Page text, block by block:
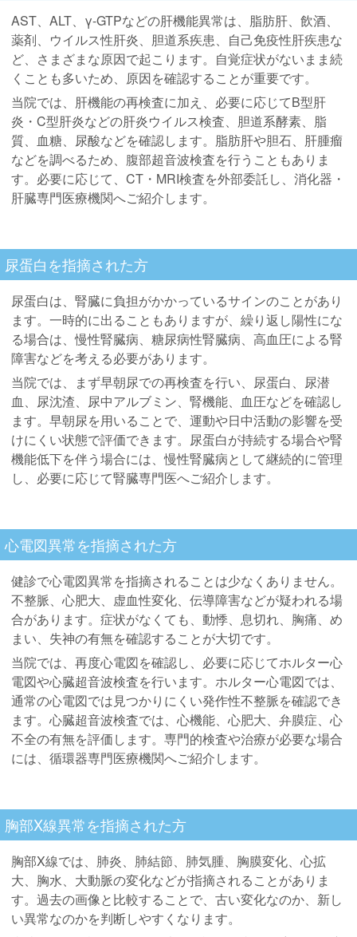
AST、ALT、γ-GTPなどの肝機能異常は、脂肪肝、飲酒、
薬剤、ウイルス性肝炎、胆道系疾患、自己免疫性肝疾患な
ど、さまざまな原因で起こります。自覚症状がないまま続
くことも多いため、原因を確認することが重要です。
当院では、肝機能の再検査に加え、必要に応じてB型肝
炎・C型肝炎などの肝炎ウイルス検査、胆道系酵素、脂
質、血糖、尿酸などを確認します。脂肪肝や胆石、肝腫瘤
などを調べるため、腹部超音波検査を行うこともありま
す。必要に応じて、CT・MRI検査を外部委託し、消化器・
肝臓専門医療機関へご紹介します。
尿蛋白を指摘された方
尿蛋白は、腎臓に負担がかかっているサインのことがあり
ます。一時的に出ることもありますが、繰り返し陽性にな
る場合は、慢性腎臓病、糖尿病性腎臓病、高血圧による腎
障害などを考える必要があります。
当院では、まず早朝尿での再検査を行い、尿蛋白、尿潜
血、尿沈渣、尿中アルブミン、腎機能、血圧などを確認し
ます。早朝尿を用いることで、運動や日中活動の影響を受
けにくい状態で評価できます。尿蛋白が持続する場合や腎
機能低下を伴う場合には、慢性腎臓病として継続的に管理
し、必要に応じて腎臓専門医へご紹介します。
心電図異常を指摘された方
健診で心電図異常を指摘されることは少なくありません。
不整脈、心肥大、虚血性変化、伝導障害などが疑われる場
合があります。症状がなくても、動悸、息切れ、胸痛、め
まい、失神の有無を確認することが大切です。
当院では、再度心電図を確認し、必要に応じてホルター心
電図や心臓超音波検査を行います。ホルター心電図では、
通常の心電図では見つかりにくい発作性不整脈を確認でき
ます。心臓超音波検査では、心機能、心肥大、弁膜症、心
不全の有無を評価します。専門的検査や治療が必要な場合
には、循環器専門医療機関へご紹介します。
胸部X線異常を指摘された方
胸部X線では、肺炎、肺結節、肺気腫、胸膜変化、心拡
大、胸水、大動脈の変化などが指摘されることがありま
す。過去の画像と比較することで、古い変化なのか、新し
い異常なのかを判断しやすくなります。